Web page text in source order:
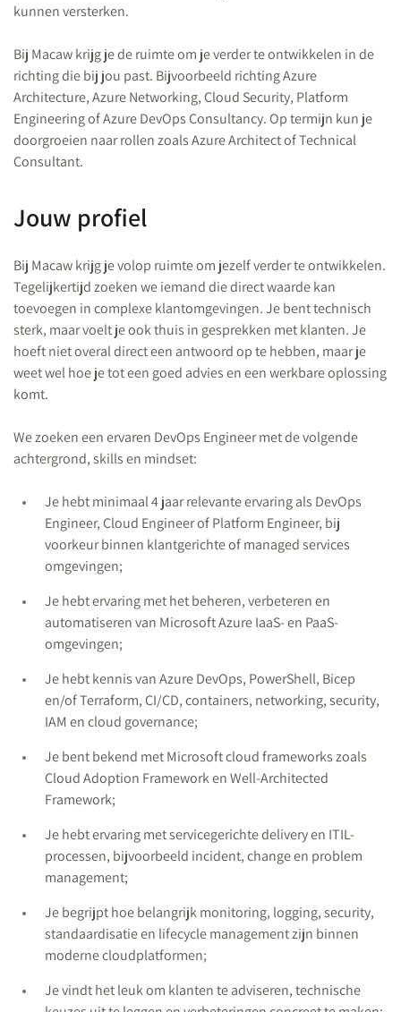
kunnen versterken.
Bij Macaw krijg je de ruimte om je verder te ontwikkelen in de
richting die bij jou past. Bijvoorbeeld richting Azure
Architecture, Azure Networking, Cloud Security, Platform
Engineering of Azure DevOps Consultancy. Op termijn kun je
doorgroeien naar rollen zoals Azure Architect of Technical
Consultant.
Jouw profiel
Bij Macaw krijg je volop ruimte om jezelf verder te ontwikkelen.
Tegelijkertijd zoeken we iemand die direct waarde kan
toevoegen in complexe klantomgevingen. Je bent technisch
sterk, maar voelt je ook thuis in gesprekken met klanten. Je
hoeft niet overal direct een antwoord op te hebben, maar je
weet wel hoe je tot een goed advies en een werkbare oplossing
komt.
We zoeken een ervaren DevOps Engineer met de volgende
achtergrond, skills en mindset:
Je hebt minimaal 4 jaar relevante ervaring als DevOps
Engineer, Cloud Engineer of Platform Engineer, bij
voorkeur binnen klantgerichte of managed services
omgevingen;
Je hebt ervaring met het beheren, verbeteren en
automatiseren van Microsoft Azure IaaS- en PaaS-
omgevingen;
Je hebt kennis van Azure DevOps, PowerShell, Bicep
en/of Terraform, CI/CD, containers, networking, security,
IAM en cloud governance;
Je bent bekend met Microsoft cloud frameworks zoals
Cloud Adoption Framework en Well-Architected
Framework;
Je hebt ervaring met servicegerichte delivery en ITIL-
processen, bijvoorbeeld incident, change en problem
management;
Je begrijpt hoe belangrijk monitoring, logging, security,
standaardisatie en lifecycle management zijn binnen
moderne cloudplatformen;
Je vindt het leuk om klanten te adviseren, technische